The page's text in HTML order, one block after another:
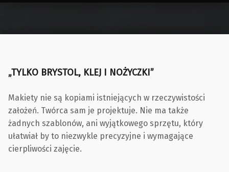
„TYLKO BRYSTOL, KLEJ I NOŻYCZKI”
Makiety nie są kopiami istniejących w rzeczywistości
założeń. Twórca sam je projektuje. Nie ma także
żadnych szablonów, ani wyjątkowego sprzętu, który
ułatwiał by to niezwykle precyzyjne i wymagające
cierpliwości zajęcie.